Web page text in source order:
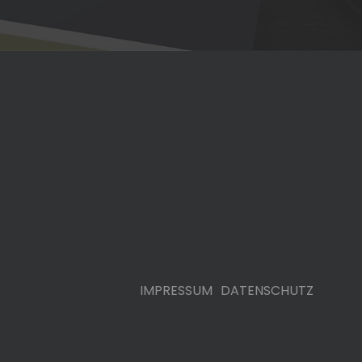
IMPRESSUM DATENSCHUTZ